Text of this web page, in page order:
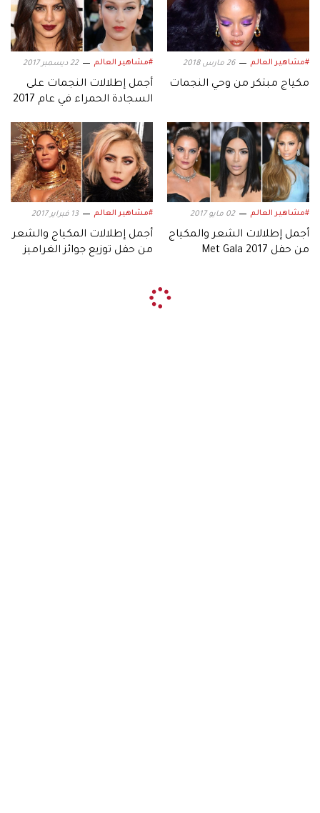
#مشاهير العالم 26 مارس 2018
مكياج مبتكر من وحي النجمات
#مشاهير العالم 22 ديسمبر 2017
أجمل إطلالات النجمات على
السجادة الحمراء في عام 2017
#مشاهير العالم 02 مايو 2017
أجمل إطلالات الشعر والمكياج
من حفل Met Gala 2017
#مشاهير العالم 13 فبراير 2017
أجمل إطلالات المكياج والشعر
من حفل توزيع جوائز الغراميز